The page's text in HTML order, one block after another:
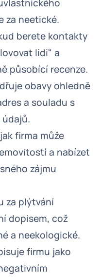
za neetické.
berete kontakty
lidi" a
působící recenze.
obavy ohledně
a souladu s
firma může
a nabízet
zájmu
za plýtvání
dopisem, což
a neekologické.
firmu jako